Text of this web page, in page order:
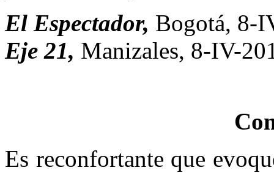
El Espectador, Bogotá, 8-
Eje 21, Manizales, 8-IV-
Es reconfortante que